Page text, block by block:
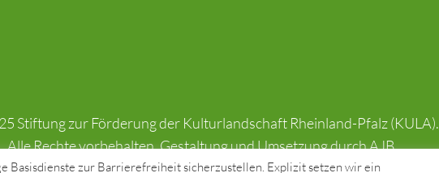
Stiftung zur Förderung der Kulturlandschaft Rheinland-Pfalz (KULA).
Alle Rechte vorbehalten. Gestaltung und Umsetzung durchAJB.
Basisdienste zur Barrierefreiheit sicherzustellen. Explizit setzen wir ein